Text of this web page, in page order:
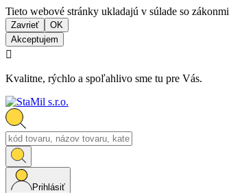
Tieto webové stránky ukladajú v súlade so
Zavrieť
OK
Akceptujem

Kvalitne, rýchlo a spoľahlivo sme tu pre Vás.
Prihlásiť